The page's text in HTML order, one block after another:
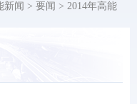
新闻 > 要闻 > 2014年高能